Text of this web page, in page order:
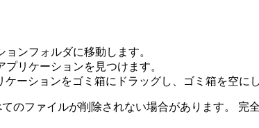
ョンフォルダに移動します。
プリケーションを見つけます。
ケーションをゴミ箱にドラッグし、ゴミ箱を空にし
てのファイルが削除されない場合があります。